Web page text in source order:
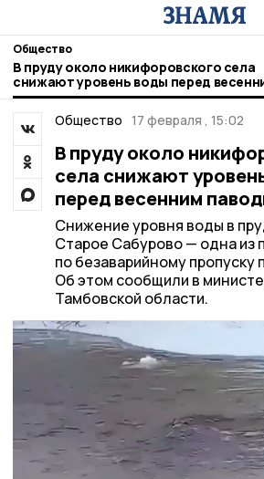
Общество
В пруду около никифоровского села
снижают уровень воды перед
паводком
Общество 17 февраля , 15:02
В пруду около
села снижают
перед весенним
Снижение уровня воды в
Старое Сабурово — одна из
по безаварийному пропуску
Об этом сообщили в
Тамбовской области.